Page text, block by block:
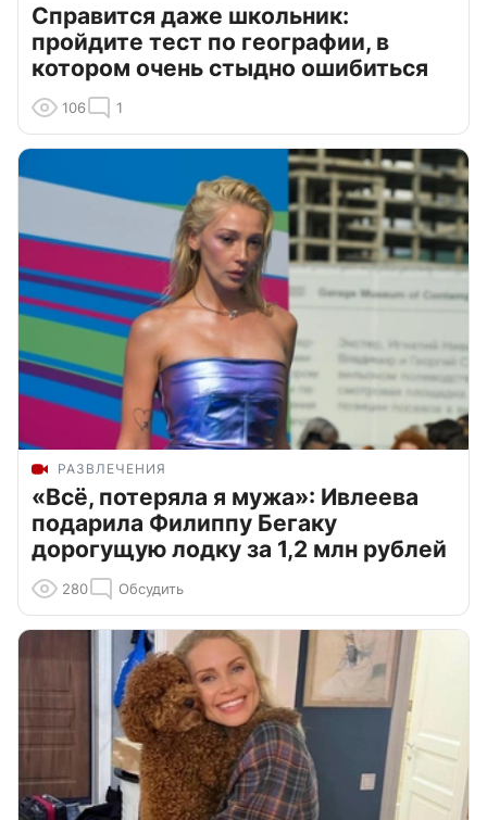
Справится даже школьник:
пройдите тест по географии, в
котором очень стыдно ошибиться
106 1
РАЗВЛЕЧЕНИЯ
«Всё, потеряла я мужа»: Ивлеева
подарила Филиппу Бегаку
дорогущую лодку за 1,2 млн рублей
280 Обсудить